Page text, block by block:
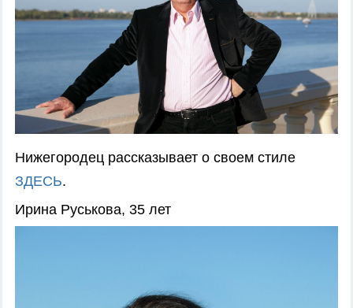
Нижегородец рассказывает о своем стиле
ЗДЕСЬ.
Ирина Руськова, 35 лет